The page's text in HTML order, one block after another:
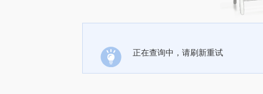
正在查询中，请刷新重试